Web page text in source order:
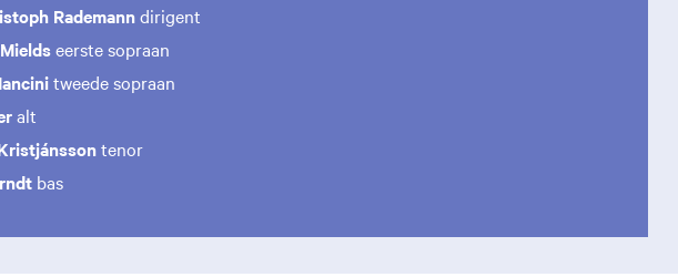
Rademanndirigent
eerste sopraan
tweede sopraan
alt
tenor
bas